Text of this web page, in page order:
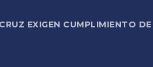
EXIGEN CUMPLIMIENTO